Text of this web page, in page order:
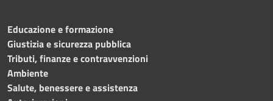
Educazione e formazione
Giustizia e sicurezza pubblica
Tributi, finanze e contravvenzioni
Ambiente
Salute, benessere e assistenza